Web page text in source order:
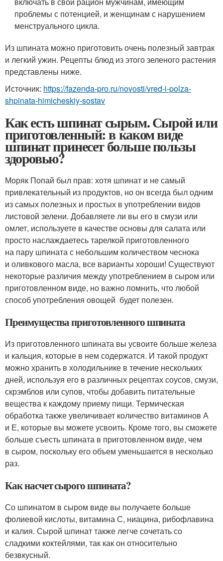
проблемы с потенцией, и женщинам с нарушением
менструального цикла.
Из шпината можно приготовить очень полезный завтрак
и легкий ужин. Рецепты блюд из этого зеленого растения
представлены ниже.
Источник: https://fazenda-pro.ru/novosti/vred-i-polza-
shpinata-himicheskiy-sostav
Как есть шпинат сырым. Сырой или
приготовленный: в каком виде
шпинат принесет больше пользы
здоровью?
Моряк Попай был прав: хотя шпинат и не самый
привлекательный из продуктов, но он всегда был одним
из самых полезных и простых в употреблении видов
листовой зелени. Добавляете ли вы его в смузи или
омлет, используете в качестве основы для салата или
просто наслаждаетесь тарелкой приготовленного
на пару шпината с небольшим количеством чеснока
и оливкового масла, все варианты хороши! Существуют
некоторые различия между употреблением в сыром или
приготовленном виде, но важно помнить, что любой
способ употребления овощей будет полезен.
Преимущества приготовленного шпината
Из приготовленного шпината вы усвоите больше железа
и кальция, которые в нем содержатся. И такой продукт
можно хранить в холодильнике в течение нескольких
дней, используя его в различных рецептах соусов, смузи,
скрэмблов или супов, чтобы добавить питательные
вещества к каждому приему пищи. Термическая
обработка также увеличивает количество витаминов А
и Е, которые вы можете усвоить. Кроме того, вы сможете
больше съесть шпината в приготовленном виде, чем
в сыром, поскольку его объем уменьшается в несколько
раз.
Как насчет сырого шпината?
Со шпинатом в сыром виде вы получаете больше
фолиевой кислоты, витамина С, ниацина, рибофлавина
и калия. Сырой шпинат также легче сочетать со
сладкими коктейлями, так как он относительно
безвкусный.